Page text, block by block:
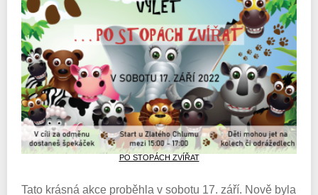
PO STOPÁCH ZVÍŘAT
Tato krásná akce proběhla v sobotu 17. září. Nově byla